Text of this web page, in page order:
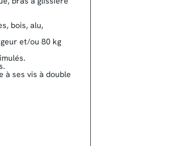
bois, alu,
et∕ou 80 kg
à ses vis à double